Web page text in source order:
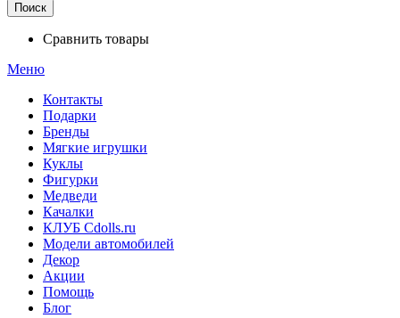
Поиск
Сравнить товары
Меню
Контакты
Подарки
Бренды
Мягкие игрушки
Куклы
Фигурки
Медведи
Качалки
КЛУБ Cdolls.ru
Модели автомобилей
Декор
Акции
Помощь
Блог